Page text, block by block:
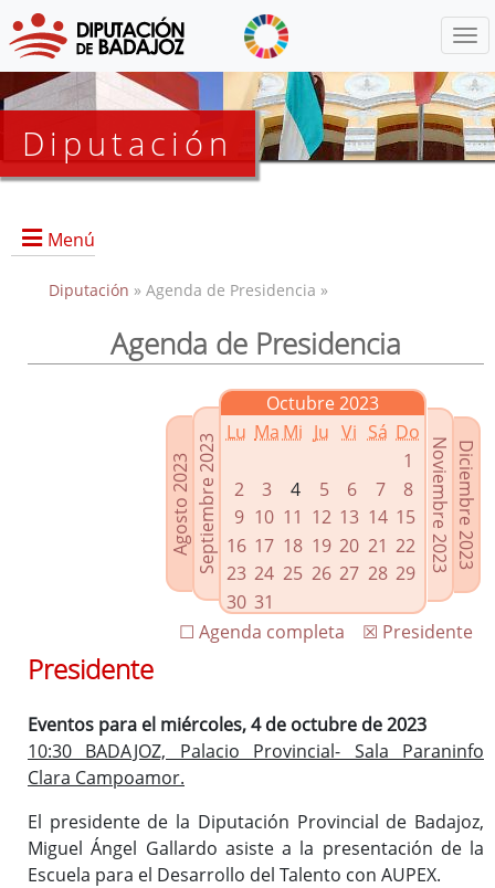
Diputación
Menú
Presidencia
Enlaces relacionados
Agenda de Presidencia
Plenos provinciales y Juntas de gobierno
Oficina de Proyectos Europeos
Diputación » Agenda de Presidencia »
Agenda de Presidencia
Agosto 2023Septiembre 2023
Octubre 2023
Lu Ma Mi Ju Vi Sá Do
1
2
3 4 5 6 7
8
9 10 11 12 13 14 15
16 17 18 19 20 21 22
23 24 25 26 27 28 29
30 31
Diciembre 2023
Noviembre 2023
☒ Presidente
☐ Agenda completa
Presidente
Eventos para el miércoles, 4 de octubre de 2023
10:30 BADAJOZ, Palacio Provincial- Sala Paraninfo
Clara Campoamor.
El presidente de la Diputación Provincial de Badajoz,
Miguel Ángel Gallardo asiste a la presentación de la
Escuela para el Desarrollo del Talento con AUPEX.